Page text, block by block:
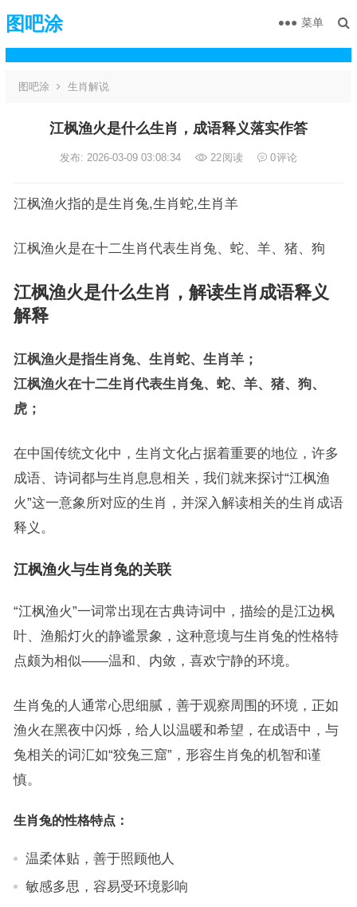
图吧涂 菜单
图吧涂 生肖解说
江枫渔火是什么生肖，成语释义落实作答
发布: 2026-03-09 03:08:34 22阅读 0评论
江枫渔火指的是生肖兔,生肖蛇,生肖羊
江枫渔火是在十二生肖代表生肖兔、蛇、羊、猪、狗
江枫渔火是什么生肖，解读生肖成语释义
解释
江枫渔火是指生肖兔、生肖蛇、生肖羊；
江枫渔火在十二生肖代表生肖兔、蛇、羊、猪、狗、
虎；
在中国传统文化中，生肖文化占据着重要的地位，许多
成语、诗词都与生肖息息相关，我们就来探讨“江枫渔
火”这一意象所对应的生肖，并深入解读相关的生肖成语
释义。
江枫渔火与生肖兔的关联
“江枫渔火”一词常出现在古典诗词中，描绘的是江边枫
叶、渔船灯火的静谧景象，这种意境与生肖兔的性格特
点颇为相似——温和、内敛，喜欢宁静的环境。
生肖兔的人通常心思细腻，善于观察周围的环境，正如
渔火在黑夜中闪烁，给人以温暖和希望，在成语中，与
兔相关的词汇如“狡兔三窟”，形容生肖兔的机智和谨
慎。
生肖兔的性格特点：
温柔体贴，善于照顾他人
敏感多思，容易受环境影响